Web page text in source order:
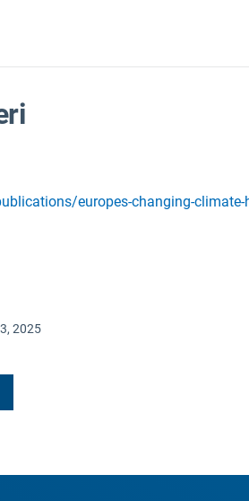
europes-changing-
2025